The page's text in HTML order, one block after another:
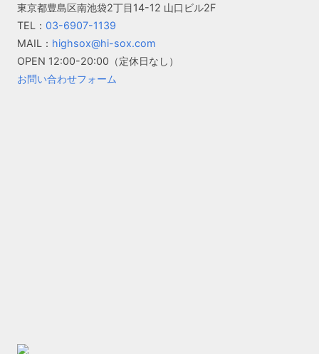
東京都豊島区南池袋2丁目14-12 山口ビル2F
TEL： 03-6907-1139
MAIL： highsox@hi-sox.com
OPEN 12:00-20:00（定休日なし）
お問い合わせフォーム